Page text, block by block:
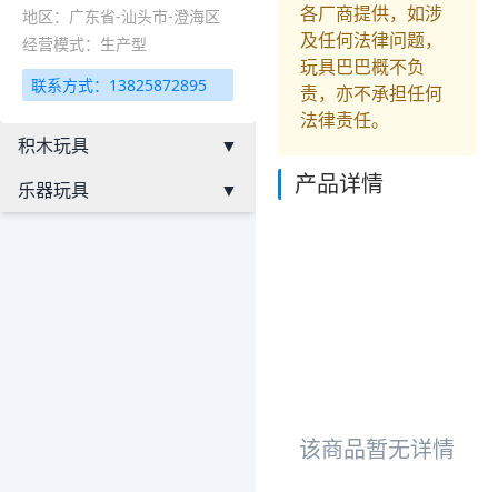
地区：广东省-汕头市-澄海区
经营模式：生产型
联系方式：13825872895
积木玩具
▼
乐器玩具
▼
各厂商提供，如涉
及任何法律问题，
玩具巴巴概不负
责，亦不承担任何
法律责任。
产品详情
该商品暂无详情